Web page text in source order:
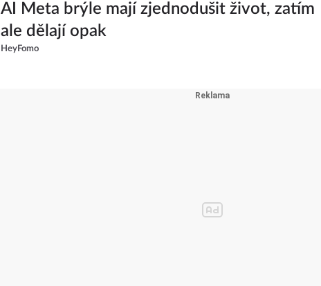
AI Meta brýle mají zjednodušit život, zatím
ale dělají opak
HeyFomo